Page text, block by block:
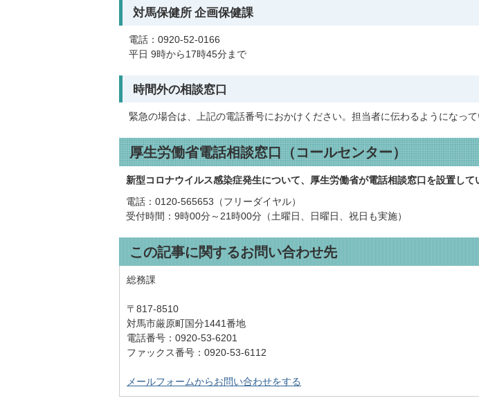
対馬保健所 企画保健課
電話：0920-52-0166
平日 9時から17時45分まで
時間外の相談窓口
緊急の場合は、上記の電話番号におかけください。担当者に伝わるようになって
厚生労働省電話相談窓口（コールセンター）
新型コロナウイルス感染症発生について、厚生労働省が電話相談窓口を設置して
電話：0120-565653（フリーダイヤル）
受付時間：9時00分～21時00分（土曜日、日曜日、祝日も実施）
この記事に関するお問い合わせ先
総務課
〒817-8510
対馬市厳原町国分1441番地
電話番号：0920-53-6201
ファックス番号：0920-53-6112
メールフォームからお問い合わせをする